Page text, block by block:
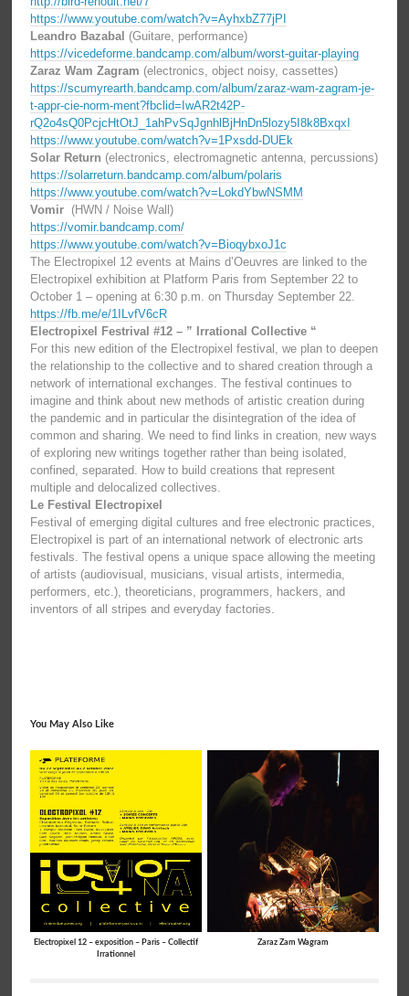
https://www.youtube.com/watch?v=AyhxbZ77jPI
Leandro Bazabal (Guitare, performance)
https://vicedeforme.bandcamp.com/album/worst-guitar-playing
Zaraz Wam Zagram (electronics, object noisy, cassettes)
https://scumyrearth.bandcamp.com/album/zaraz-wam-zagram-je-
t-appr-cie-norm-ment?fbclid=IwAR2t42P-
rQ2o4sQ0PcjcHtOtJ_1ahPvSqJgnhlBjHnDn5lozy5I8k8BxqxI
https://www.youtube.com/watch?v=1Pxsdd-DUEk
Solar Return (electronics, electromagnetic antenna, percussions)
https://solarreturn.bandcamp.com/album/polaris
https://www.youtube.com/watch?v=LokdYbwNSMM
Vomir (HWN / Noise Wall)
https://vomir.bandcamp.com/
https://www.youtube.com/watch?v=BioqybxoJ1c
The Electropixel 12 events at Mains d’Oeuvres are linked to the
Electropixel exhibition at Platform Paris from September 22 to
October 1 – opening at 6:30 p.m. on Thursday September 22.
https://fb.me/e/1ILvfV6cR
Electropixel Festrival #12 – ” Irrational Collective “
For this new edition of the Electropixel festival, we plan to deepen
the relationship to the collective and to shared creation through a
network of international exchanges. The festival continues to
imagine and think about new methods of artistic creation during
the pandemic and in particular the disintegration of the idea of ​​
common and sharing. We need to find links in creation, new ways
of exploring new writings together rather than being isolated,
confined, separated. How to build creations that represent
multiple and delocalized collectives.
Le Festival Electropixel
Festival of emerging digital cultures and free electronic practices,
Electropixel is part of an international network of electronic arts
festivals. The festival opens a unique space allowing the meeting
of artists (audiovisual, musicians, visual artists, intermedia,
performers, etc.), theoreticians, programmers, hackers, and
inventors of all stripes and everyday factories.
You May Also Like
Electropixel 12 – exposition – Paris – Collectif
Irrationnel
Zaraz Zam Wagram